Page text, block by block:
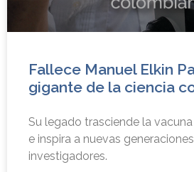
Fallece Manuel Elkin
gigante de la ciencia
Su legado trasciende la
e inspira a nuevas
investigadores.